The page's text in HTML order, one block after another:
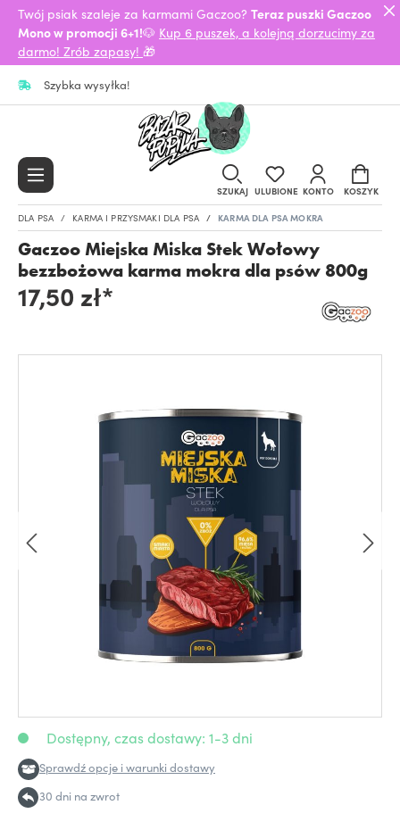
Twój psiak szaleje za karmami Gaczoo? Teraz puszki Gaczoo
Mono w promocji 6+1!🐶 Kup 6 puszek, a kolejną dorzucimy za
darmo! Zrób zapasy! 🎁
Szybka wysyłka!
SZUKAJ ULUBIONE KONTO KOSZYK
DLA PSA KARMA I PRZYSMAKI DLA PSA KARMA DLA PSA MOKRA
Gaczoo Miejska Miska Stek Wołowy
bezzbożowa karma mokra dla psów 800g
17,50 zł*
Dostępny, czas dostawy: 1-3 dni
Sprawdź opcje i warunki dostawy
30 dni na zwrot